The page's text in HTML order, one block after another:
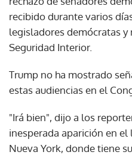
recibido durante varios
legisladores demócratas
Seguridad Interior.
Trump no ha mostrado
estas audiencias en el
"Irá bien", dijo a los
inesperada aparición en
Nueva York, donde tiene